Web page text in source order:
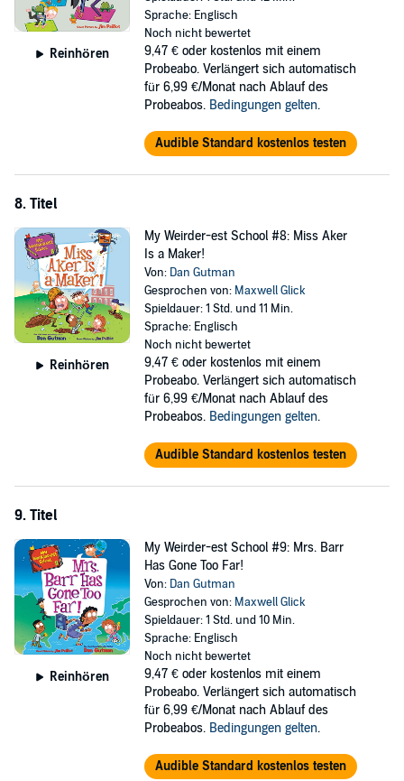
Reinhören
Sprache: Englisch
Noch nicht bewertet
9,47 € oder kostenlos mit einem
Probeabo. Verlängert sich automatisch
für 6,99 €/Monat nach Ablauf des
Probeabos. Bedingungen gelten.
Audible Standard kostenlos testen
8. Titel
Reinhören
My Weirder-est School #8: Miss Aker
Is a Maker!
Von: Dan Gutman
Gesprochen von: Maxwell Glick
Spieldauer: 1 Std. und 11 Min.
Sprache: Englisch
Noch nicht bewertet
9,47 € oder kostenlos mit einem
Probeabo. Verlängert sich automatisch
für 6,99 €/Monat nach Ablauf des
Probeabos. Bedingungen gelten.
Audible Standard kostenlos testen
9. Titel
Reinhören
My Weirder-est School #9: Mrs. Barr
Has Gone Too Far!
Von: Dan Gutman
Gesprochen von: Maxwell Glick
Spieldauer: 1 Std. und 10 Min.
Sprache: Englisch
Noch nicht bewertet
9,47 € oder kostenlos mit einem
Probeabo. Verlängert sich automatisch
für 6,99 €/Monat nach Ablauf des
Probeabos. Bedingungen gelten.
Audible Standard kostenlos testen